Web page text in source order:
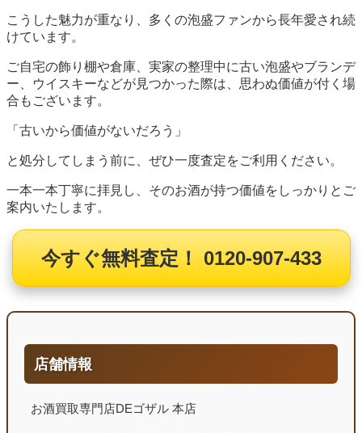
こうした魅力が重なり、多くの泡盛ファンから長年愛され続
けています。
ご自宅の飾り棚や倉庫、実家の整理中に古い泡盛やブランデ
ー、ウイスキーなどが見つかった際は、思わぬ価値が付く場
合もございます。
「古いから価値がないだろう」
と処分してしまう前に、ぜひ一度査定をご利用ください。
一本一本丁寧に拝見し、そのお酒が持つ価値をしっかりとご
案内いたします。
今すぐ無料査定！ 0120-907-433
店舗情報
お酒買取専門店DEゴザル 本店